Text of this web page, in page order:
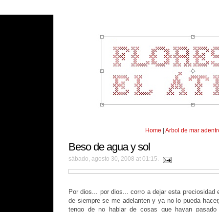
Home | Arbol de mar
Beso de agua y sol
sábado, agosto 30, 2008 at 01:15.
Por dios... por dios... corro a dejar esta preciosidad
de siempre se me adelanten y ya no lo pueda
tengo de no hablar de cosas que hayan